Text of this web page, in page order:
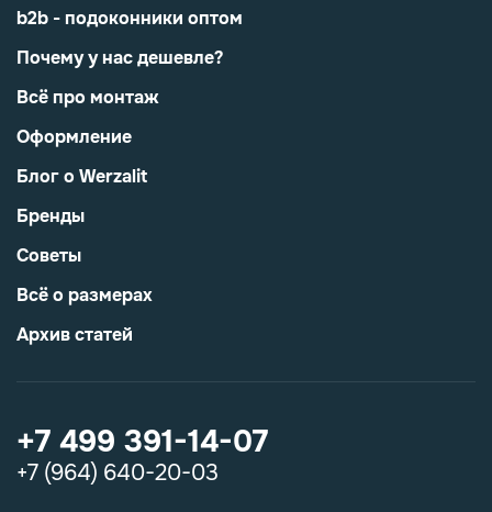
+7 499 391-14-07
+7 (964) 640-20-03
b2b - подоконники оптом
Почему у нас дешевле?
Всё про монтаж
Оформление
Блог о Werzalit
Бренды
Советы
Всё о размерах
Архив статей